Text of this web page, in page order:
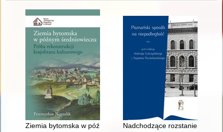
Ziemia bytomska w późnym średniowieczu : próba
Nadchodzące rozstanie :